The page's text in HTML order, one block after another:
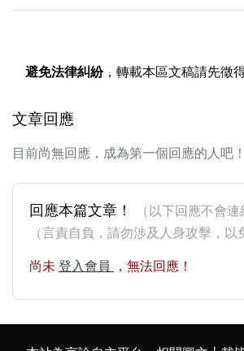
避免法律糾紛，轉載本區文稿請先徵
文章回應
目前尚無回應，成為第一個回應的人吧！
回應本篇文章！
（以下回應不會
（言責自負，請勿涉及人身攻擊，以
尚未 登入會員 ，無法回應！